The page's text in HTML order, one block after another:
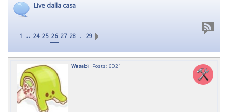
Live dalla casa
1 ... 24 25 26 27 28 … 29
Wasabi Posts: 6021